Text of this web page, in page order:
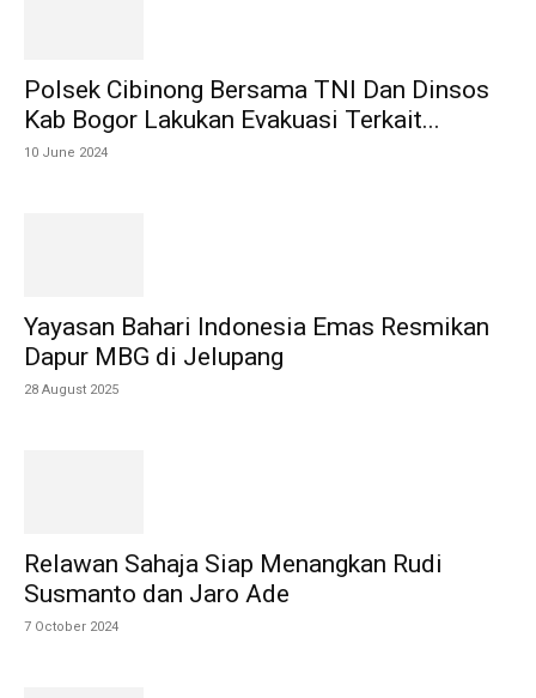
Polsek Cibinong Bersama TNI Dan Dinsos
Kab Bogor Lakukan Evakuasi Terkait...
10 June 2024
Yayasan Bahari Indonesia Emas Resmikan
Dapur MBG di Jelupang
28 August 2025
Relawan Sahaja Siap Menangkan Rudi
Susmanto dan Jaro Ade
7 October 2024